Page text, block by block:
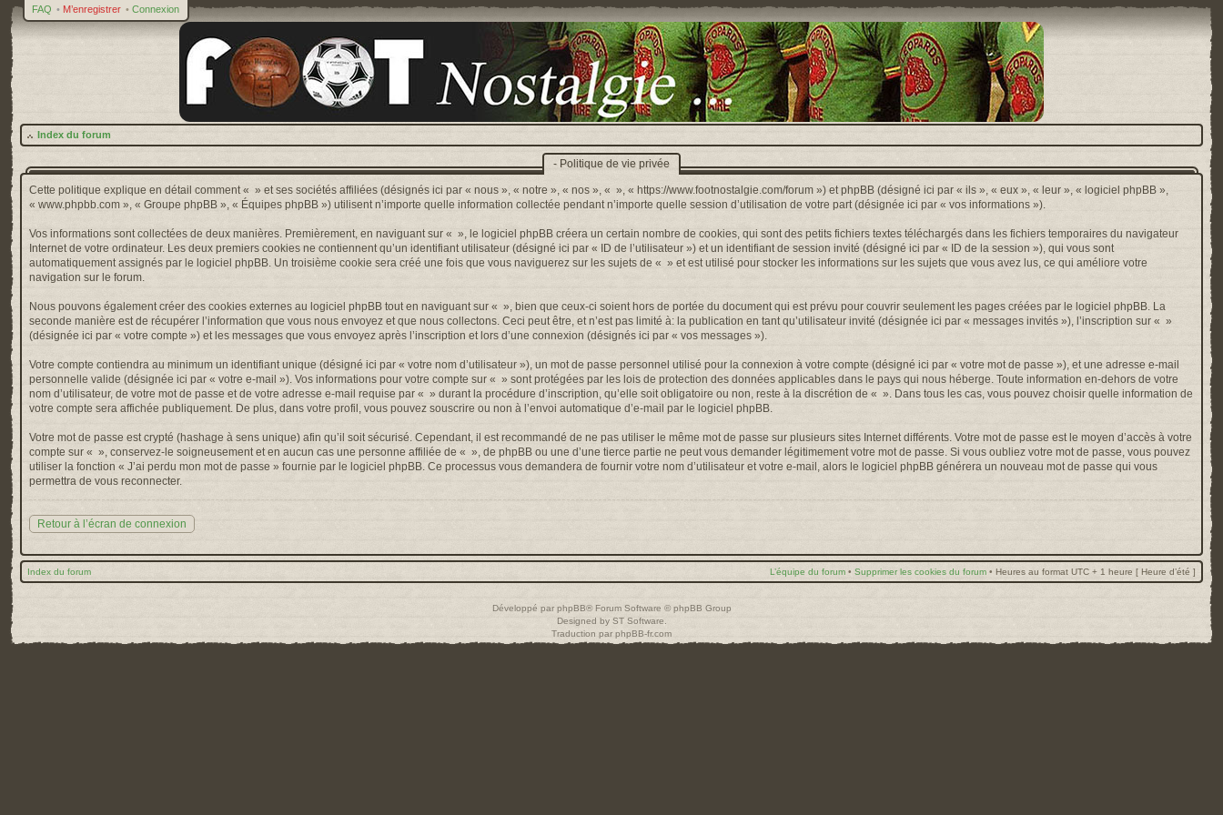
FAQ • M’enregistrer • Connexion
Index du forum
- Politique de vie privée
Cette politique explique en détail comment « » et ses sociétés affiliées (désignés ici par « nous », « notre », « nos », « », « https://www.footnostalgie.com/forum ») et phpBB (désigné ici par « ils », « eux », « leur », « logiciel phpBB »,
« www.phpbb.com », « Groupe phpBB », « Équipes phpBB ») utilisent n’importe quelle information collectée pendant n’importe quelle session d’utilisation de votre part (désignée ici par « vos informations »).
Vos informations sont collectées de deux manières. Premièrement, en naviguant sur « », le logiciel phpBB créera un certain nombre de cookies, qui sont des petits fichiers textes téléchargés dans les fichiers temporaires du navigateur
Internet de votre ordinateur. Les deux premiers cookies ne contiennent qu’un identifiant utilisateur (désigné ici par « ID de l’utilisateur ») et un identifiant de session invité (désigné ici par « ID de la session »), qui vous sont
automatiquement assignés par le logiciel phpBB. Un troisième cookie sera créé une fois que vous naviguerez sur les sujets de « » et est utilisé pour stocker les informations sur les sujets que vous avez lus, ce qui améliore votre
navigation sur le forum.
Nous pouvons également créer des cookies externes au logiciel phpBB tout en naviguant sur « », bien que ceux-ci soient hors de portée du document qui est prévu pour couvrir seulement les pages créées par le logiciel phpBB. La
seconde manière est de récupérer l’information que vous nous envoyez et que nous collectons. Ceci peut être, et n’est pas limité à: la publication en tant qu’utilisateur invité (désignée ici par « messages invités »), l’inscription sur « »
(désignée ici par « votre compte ») et les messages que vous envoyez après l’inscription et lors d’une connexion (désignés ici par « vos messages »).
Votre compte contiendra au minimum un identifiant unique (désigné ici par « votre nom d’utilisateur »), un mot de passe personnel utilisé pour la connexion à votre compte (désigné ici par « votre mot de passe »), et une adresse e-mail
personnelle valide (désignée ici par « votre e-mail »). Vos informations pour votre compte sur « » sont protégées par les lois de protection des données applicables dans le pays qui nous héberge. Toute information en-dehors de votre
nom d’utilisateur, de votre mot de passe et de votre adresse e-mail requise par « » durant la procédure d’inscription, qu’elle soit obligatoire ou non, reste à la discrétion de « ». Dans tous les cas, vous pouvez choisir quelle information de
votre compte sera affichée publiquement. De plus, dans votre profil, vous pouvez souscrire ou non à l’envoi automatique d’e-mail par le logiciel phpBB.
Votre mot de passe est crypté (hashage à sens unique) afin qu’il soit sécurisé. Cependant, il est recommandé de ne pas utiliser le même mot de passe sur plusieurs sites Internet différents. Votre mot de passe est le moyen d’accès à votre
compte sur « », conservez-le soigneusement et en aucun cas une personne affiliée de « », de phpBB ou une d’une tierce partie ne peut vous demander légitimement votre mot de passe. Si vous oubliez votre mot de passe, vous pouvez
utiliser la fonction « J’ai perdu mon mot de passe » fournie par le logiciel phpBB. Ce processus vous demandera de fournir votre nom d’utilisateur et votre e-mail, alors le logiciel phpBB générera un nouveau mot de passe qui vous
permettra de vous reconnecter.
Retour à l’écran de connexion
Index du forum L’équipe du forum • Supprimer les cookies du forum • Heures au format UTC + 1 heure [ Heure d’été ]
Développé par phpBB® Forum Software © phpBB Group
Designed by ST Software
Traduction par phpBB-fr.com